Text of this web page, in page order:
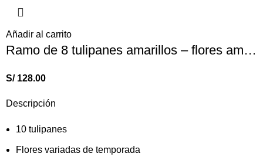
Añadir al carrito
Ramo de 8 tulipanes amarillos – flores amarillas
S/128.00
Descripción
10 tulipanes
Flores variadas de temporada